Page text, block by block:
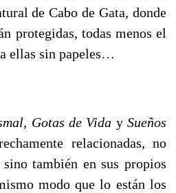
de Cabo de Gata, donde
protegidas, todas menos el
ellas sin papeles…
, Gotas de Vida y Sueños
relacionadas, no
también en sus propios
modo que lo están los